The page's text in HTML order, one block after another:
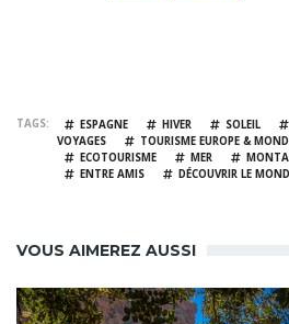
TAGS ESPAGNE HIVER SOLEIL
VOYAGES
TOURISME EUROPE &
ECOTOURISME
MER
ENTRE AMIS
DÉCOUVRIR LE
VOUS AIMEREZ AUSSI